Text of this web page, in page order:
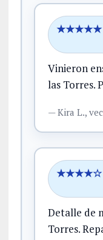
★★★★★
Vinieron
las Torres.
—Kira L.,
★★★★☆
Detalle de
Torres.